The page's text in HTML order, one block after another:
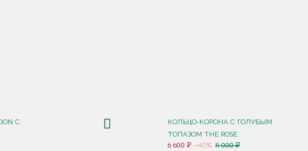
C
КОЛЬЦО-КОРОНА С ГОЛУБЫМ
ТОПАЗОМ THE ROSE
6 600 ₽ -40% 11 000 ₽